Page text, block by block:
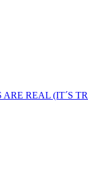
ARE REAL (IT´S